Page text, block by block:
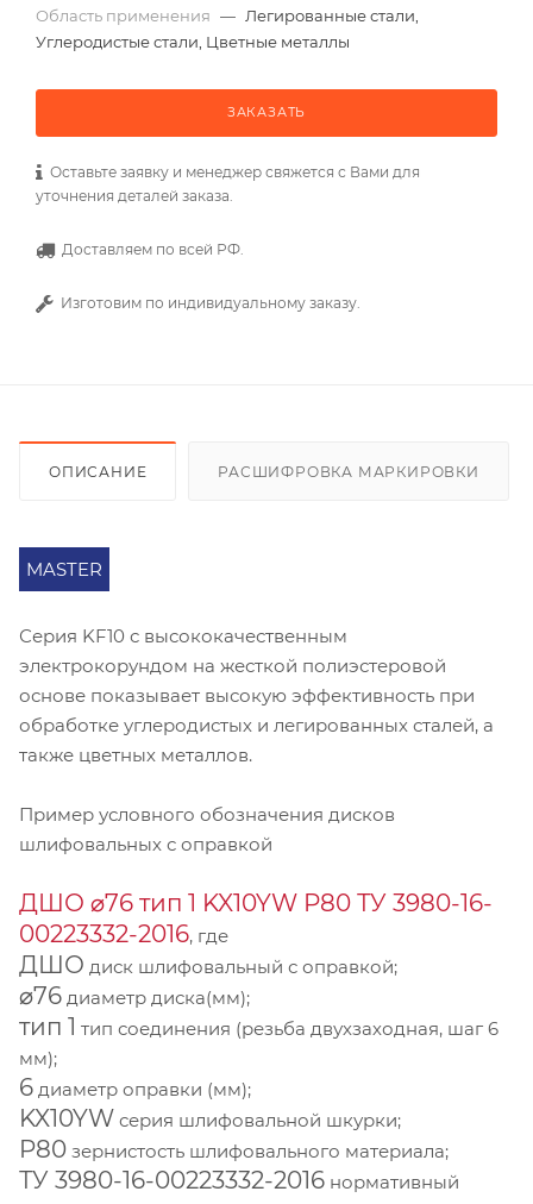
Область применения — Легированные стали,
Углеродистые стали, Цветные металлы
ЗАКАЗАТЬ
Оставьте заявку и менеджер свяжется с Вами для
уточнения деталей заказа.
Доставляем по всей РФ.
Изготовим по индивидуальному заказу.
ОПИСАНИЕ РАСШИФРОВКА МАРКИРОВКИ
MASTER
Серия KF10 с высококачественным
электрокорундом на жесткой полиэстеровой
основе показывает высокую эффективность при
обработке углеродистых и легированных сталей, а
также цветных металлов.
Пример условного обозначения дисков
шлифовальных с оправкой
ДШО ⌀76 тип 1 KX10YW Р80 ТУ 3980-16-
00223332-2016, где
ДШО диск шлифовальный с оправкой;
⌀76 диаметр диска(мм);
тип 1 тип соединения (резьба двухзаходная, шаг 6
мм);
6 диаметр оправки (мм);
KX10YW серия шлифовальной шкурки;
P80 зернистость шлифовального материала;
ТУ 3980-16-00223332-2016 нормативный